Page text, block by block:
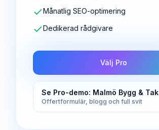
Månatlig SEO-optimering
Dedikerad rådgivare
Välj Pro
Se Pro-demo: Malmö Bygg & Tak
Offertformulär, blogg och full svit